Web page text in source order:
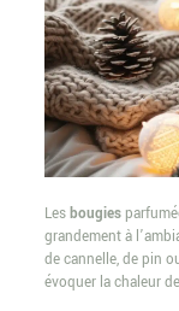
Lesbougies
grandement à
de cannelle, de pin
évoquer la chaleur